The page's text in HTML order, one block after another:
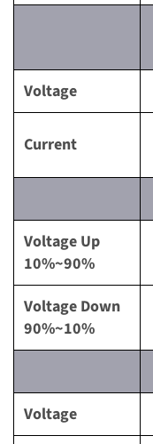
Voltage
Current
Voltage Up
10%~90%
Voltage Down
90%~10%
Voltage